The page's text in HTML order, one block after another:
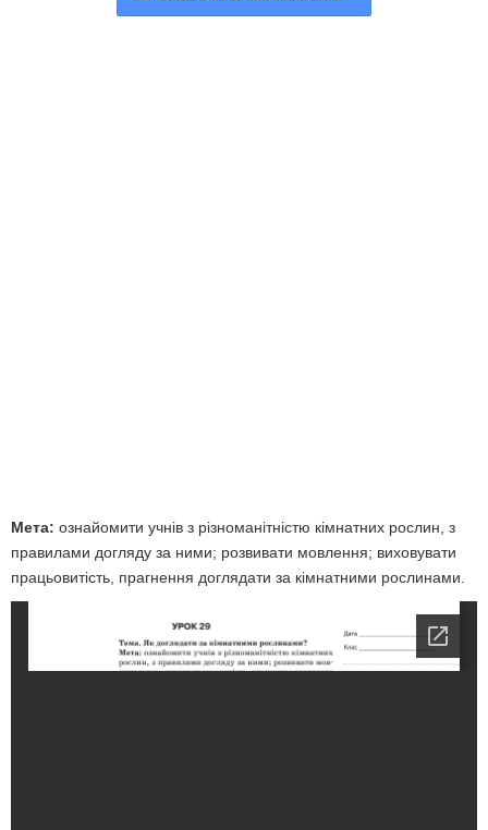
Мета: ознайомити учнів з різноманітністю кімнатних рослин, з
правилами догляду за ними; розвивати мовлення; виховувати
працьовитість, прагнення доглядати за кімнатними рослинами.